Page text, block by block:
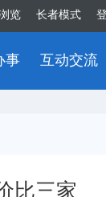
览 长者模式
事 互动交流
比三家